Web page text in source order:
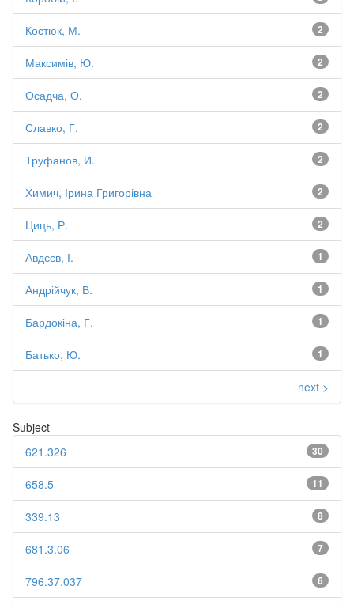
2
Костюк, М.
2
Максимів, Ю.
2
Осадча, О.
2
Славко, Г.
2
Труфанов, И.
2
Химич, Ірина Григорівна
2
Циць, Р.
1
Авдєєв, І.
1
Андрійчук, В.
1
Бардокіна, Г.
1
Батько, Ю.
next >
Subject
30
621.326
11
658.5
8
339.13
7
681.3.06
6
796.37.037